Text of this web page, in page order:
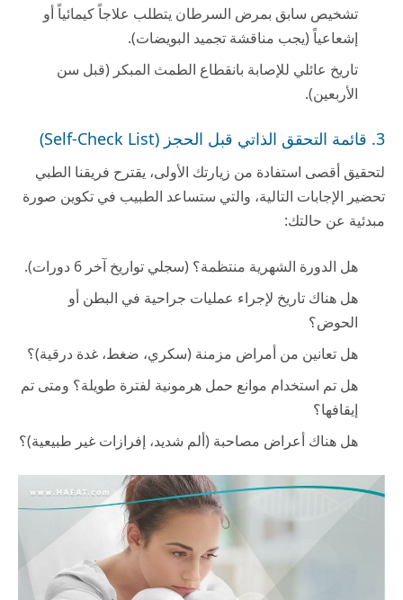
تشخيص سابق بمرض السرطان يتطلب علاجاً كيمائياً أو
إشعاعياً (يجب مناقشة تجميد البويضات).
تاريخ عائلي للإصابة بانقطاع الطمث المبكر (قبل سن
الأربعين).
3. قائمة التحقق الذاتي قبل الحجز (Self-Check List)
لتحقيق أقصى استفادة من زيارتك الأولى، يقترح فريقنا الطبي
تحضير الإجابات التالية، والتي ستساعد الطبيب في تكوين صورة
مبدئية عن حالتك:
هل الدورة الشهرية منتظمة؟ (سجلي تواريخ آخر 6 دورات).
هل هناك تاريخ لإجراء عمليات جراحية في البطن أو
الحوض؟
هل تعانين من أمراض مزمنة (سكري، ضغط، غدة درقية)؟
هل تم استخدام موانع حمل هرمونية لفترة طويلة؟ ومتى تم
إيقافها؟
هل هناك أعراض مصاحبة (ألم شديد، إفرازات غير طبيعية)؟